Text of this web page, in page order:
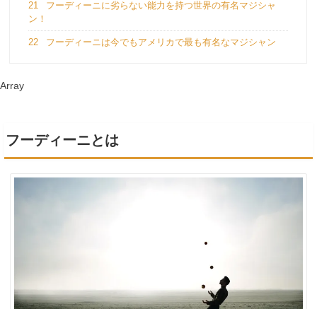
21
フーディーニに劣らない能力を持つ世界の有名マジシャ
ン！
22 フーディーニは今でもアメリカで最も有名なマジシャン
Array
フーディーニとは